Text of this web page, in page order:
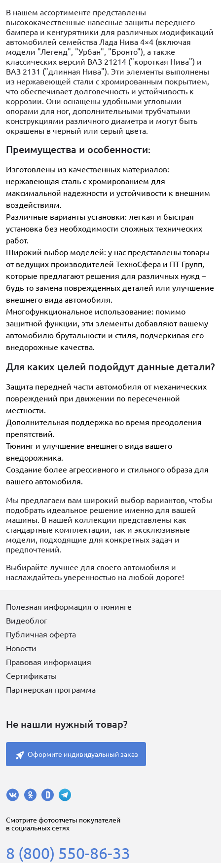
В нашем ассортименте представлены
высококачественные навесные защиты переднего
бампера и кенгурятники для различных модификаций
автомобилей семейства Лада Нива 4×4 (включая
модели "Легенд", "Урбан", "Бронто"), а также
классических версий ВАЗ 21214 ("короткая Нива") и
ВАЗ 2131 ("длинная Нива"). Эти элементы выполнены
из нержавеющей стали с хромированным покрытием,
что обеспечивает долговечность и устойчивость к
коррозии. Они оснащены удобными угловыми
опорами для ног, дополнительными трубчатыми
конструкциями различного диаметра и могут быть
окрашены в черный или серый цвета.
Преимущества и особенности:
Изготовлены из качественных материалов:
нержавеющая сталь с хромированием для
максимальной надежности и устойчивости к внешним
воздействиям.
Различные варианты установки: легкая и быстрая
установка без необходимости сложных технических
работ.
Широкий выбор моделей: у нас представлены товары
от ведущих производителей ТехноСфера и ПТ Групп,
которые предлагают решения для различных нужд –
будь то замена поврежденных деталей или улучшение
внешнего вида автомобиля.
Многофункциональное использование: помимо
защитной функции, эти элементы добавляют вашему
автомобилю брутальности и стиля, подчеркивая его
внедорожные качества.
Для каких целей подойдут данные детали?
Защита передней части автомобиля от механических
повреждений при движении по пересеченной
местности.
Дополнительная поддержка во время преодоления
препятствий.
Тюнинг и улучшение внешнего вида вашего
внедорожника.
Создание более агрессивного и стильного образа для
вашего автомобиля.
Мы предлагаем вам широкий выбор вариантов, чтобы
подобрать идеальное решение именно для вашей
машины. В нашей коллекции представлены как
стандартные комплектации, так и эксклюзивные
модели, подходящие для конкретных задач и
предпочтений.
Выбирайте лучшее для своего автомобиля и
наслаждайтесь уверенностью на любой дороге!
Полезная информация о тюнинге
Видеоблог
Публичная оферта
Новости
Правовая информация
Сертификаты
Партнерская программа
Не нашли нужный товар?
Оформите индивидуальный заказ
Cмотрите фотоотчеты покупателей
в социальных сетях
8 (800) 550-86-33